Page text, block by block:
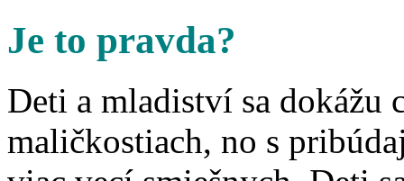
Je to pravda?
Deti a mladiství sa dokážu
maličkostiach, no s